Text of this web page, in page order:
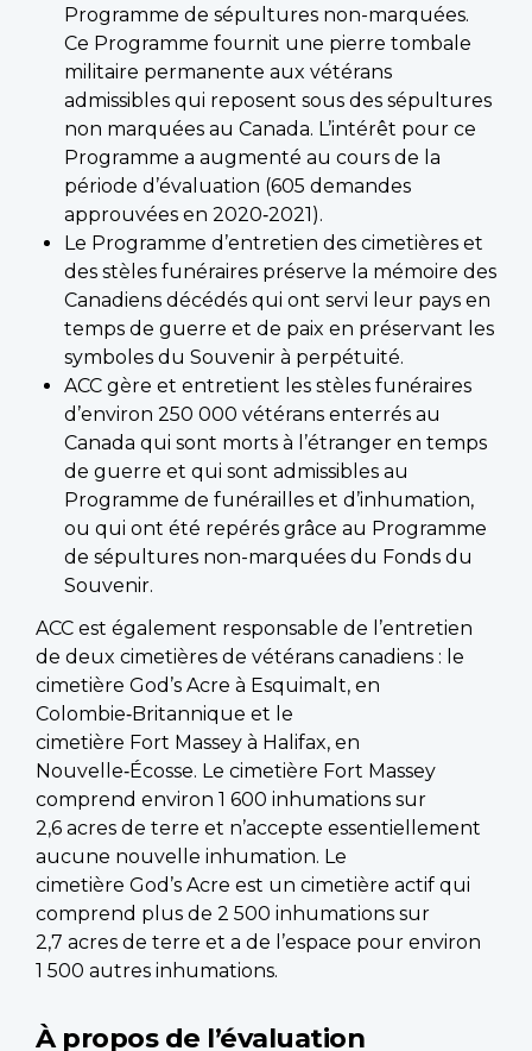
Programme de sépultures non-marquées.
Ce Programme fournit une pierre tombale
militaire permanente aux vétérans
admissibles qui reposent sous des sépultures
non marquées au Canada. L’intérêt pour ce
Programme a augmenté au cours de la
période d’évaluation (605 demandes
approuvées en 2020‑2021).
Le Programme d’entretien des cimetières et
des stèles funéraires préserve la mémoire des
Canadiens décédés qui ont servi leur pays en
temps de guerre et de paix en préservant les
symboles du Souvenir à perpétuité.
ACC gère et entretient les stèles funéraires
d’environ 250 000 vétérans enterrés au
Canada qui sont morts à l’étranger en temps
de guerre et qui sont admissibles au
Programme de funérailles et d’inhumation,
ou qui ont été repérés grâce au Programme
de sépultures non-marquées du Fonds du
Souvenir.
ACC est également responsable de l’entretien
de deux cimetières de vétérans canadiens : le
cimetière God’s Acre à Esquimalt, en
Colombie‑Britannique et le
cimetière Fort Massey à Halifax, en
Nouvelle‑Écosse. Le cimetière Fort Massey
comprend environ 1 600 inhumations sur
2,6 acres de terre et n’accepte essentiellement
aucune nouvelle inhumation. Le
cimetière God’s Acre est un cimetière actif qui
comprend plus de 2 500 inhumations sur
2,7 acres de terre et a de l’espace pour environ
1 500 autres inhumations.
À propos de l’évaluation